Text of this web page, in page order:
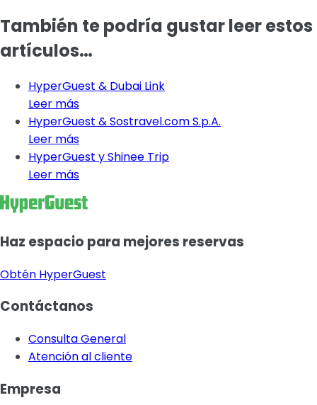
También te podría gustar leer estos
artículos…
HyperGuest & Dubai Link
Leer más
HyperGuest & Sostravel.com S.p.A.
Leer más
HyperGuest y Shinee Trip
Leer más
Haz espacio para mejores reservas
Obtén HyperGuest
Contáctanos
Consulta General
Atención al cliente
Empresa